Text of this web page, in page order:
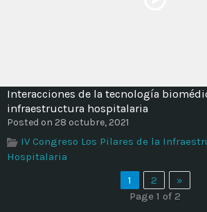
Interacciones de la tecnología
infraestructura hospitalaria
Posted on 28 octubre, 2021
IV Congreso Los Pilares de la
Hospitalaria
1
2
»
Page 1 of 2